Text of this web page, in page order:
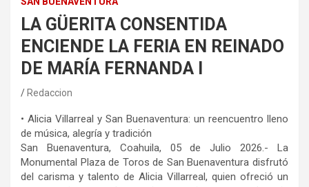
LA GÜERITA CONSENTIDA
ENCIENDE LA FERIA EN REINADO
DE MARÍA FERNANDA I
Redaccion
• Alicia Villarreal y San Buenaventura: un reencuentro lleno
de música, alegría y tradición
San Buenaventura, Coahuila, 05de Julio 2026.-
La
Monumental Plaza de Toros de San Buenaventura disfrutó
del carisma y talento de Alicia Villarreal, quien ofreció un